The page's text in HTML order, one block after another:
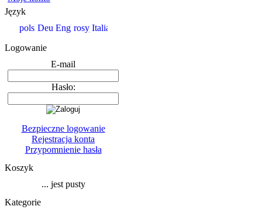
Język
Logowanie
E-mail
Hasło:
Bezpieczne logowanie
Rejestracja konta
Przypomnienie hasła
Koszyk
... jest pusty
Kategorie